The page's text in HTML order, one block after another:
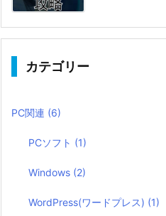
カテゴリー
PC関連 (6)
PCソフト (1)
Windows (2)
WordPress(ワードプレス) (1)